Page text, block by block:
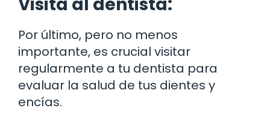
Por último, pero no menos
importante, es crucial visitar
regularmente a tu dentista para
evaluar la salud de tus dientes y
encías.